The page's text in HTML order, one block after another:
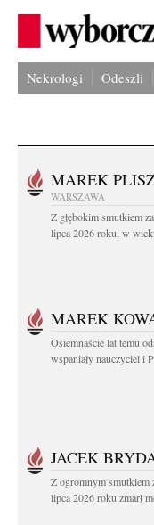
Nekrologi Odeszli
MAREK
WARSZAWA
Z głębokim smutkiem
lipca 2026 roku, w
MAREK
Osiemnaście lat temu
wspaniały nauczyciel i
JACEK
Z ogromnym smutkiem
lipca 2026 roku zmarł